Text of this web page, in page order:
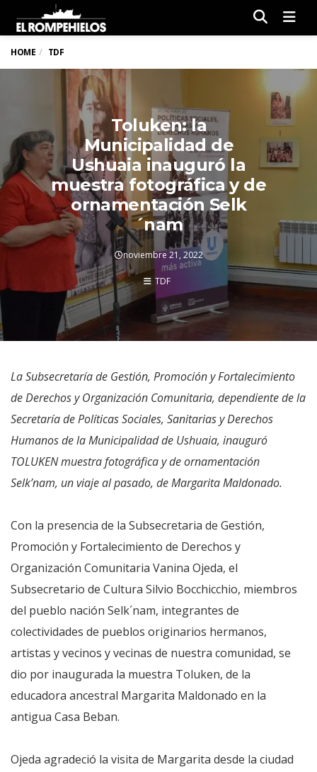
HOME TDF
Toluken: la
Municipalidad de
Ushuaia inauguró la
muestra fotográfica y de
ornamentación Selk
´nam
noviembre 21, 2022
TDF
La Subsecretaría de Gestión, Promoción y Fortalecimiento
de Derechos y Organización Comunitaria, dependiente de la
Secretaría de Políticas Sociales, Sanitarias y Derechos
Humanos de la Municipalidad de Ushuaia, inauguró
TOLUKEN muestra fotográfica y de ornamentación
Selk’nam, un viaje al pasado, de Margarita Maldonado.
Con la presencia de la Subsecretaria de Gestión,
Promoción y Fortalecimiento de Derechos y
Organización Comunitaria Vanina Ojeda, el
Subsecretario de Cultura Silvio Bocchicchio, miembros
del pueblo nación Selk´nam, integrantes de
colectividades de pueblos originarios hermanos,
artistas y vecinos y vecinas de nuestra comunidad, se
dio por inaugurada la muestra Toluken, de la
educadora ancestral Margarita Maldonado en la
antigua Casa Beban.
Ojeda agradeció la visita de Margarita desde la ciudad